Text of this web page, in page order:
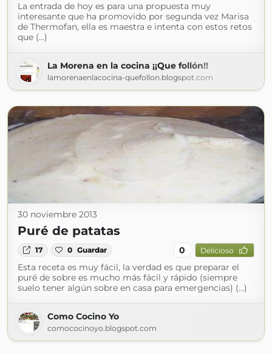
La entrada de hoy es para una propuesta muy
interesante que ha promovido por segunda vez Marisa
de Thermofan, ella es maestra e intenta con estos retos
que (...)
La Morena en la cocina ¡¡Que follón!!
lamorenaenlacocina-quefollon.blogspot.com
30 noviembre 2013
Puré de patatas
17 0 Guardar 0 Delicioso
Esta receta es muy fácil, la verdad es que preparar el
puré de sobre es mucho más fácil y rápido (siempre
suelo tener algún sobre en casa para emergencias) (...)
Como Cocino Yo
comococinoyo.blogspot.com